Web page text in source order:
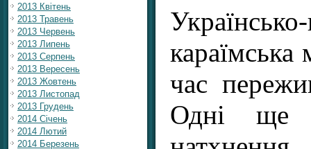
2013 Квітень
2013 Травень
2013 Червень
2013 Липень
2013 Серпень
2013 Вересень
2013 Жовтень
2013 Листопад
2013 Грудень
2014 Січень
2014 Лютий
2014 Березень
караїмська
час
Одні ще